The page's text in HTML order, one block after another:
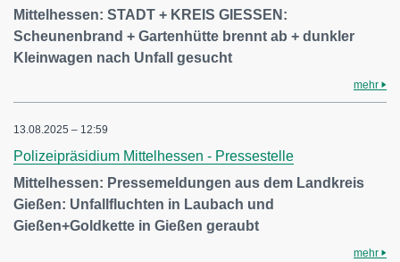
Mittelhessen: STADT + KREIS GIESSEN:
Scheunenbrand + Gartenhütte brennt ab + dunkler
Kleinwagen nach Unfall gesucht
mehr
13.08.2025 – 12:59
Polizeipräsidium Mittelhessen - Pressestelle
Mittelhessen: Pressemeldungen aus dem Landkreis
Gießen: Unfallfluchten in Laubach und
Gießen+Goldkette in Gießen geraubt
mehr